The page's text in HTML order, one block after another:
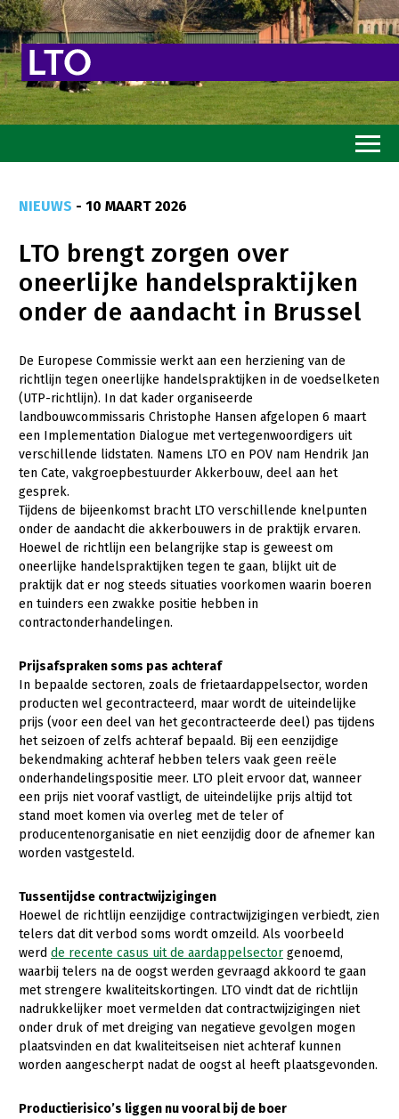
Goed eten
Mooi groen
Sterk ondernemerschap
Transitiepaden
Thema’s
Gezonde planten
Gezonde dieren
Natuur, klimaat en energie
Bodem en water
Platteland en omgeving
Mens, ondernemerschap en onderwijs
Internationaal
Sectoren
Dier
Biologische Landbouw
Geitenhouderij
Kalverhouderij
Konijnenhouderij
Melkveehouderij
Paardenhouderij
Pluimveehouderij
Schapenhouderij
Varkenshouderij
Vleesveehouderij
Plant
Akkerbouw
Biologische Landbouw
Bollenteelt
Bomen, vaste planten en zomerbloemen
Fruitteelt
Glastuinbouw
Paddenstoelen
Vollegrondsgroente
Multifunctionele landbouw
Multifunctioneel
Vrouw en Bedrijf
Onderwerpen
Nieuws
Webinars
Over LTO
LTO Nederland
Mensen
Bestuur en Directie
Medewerkers
Vakgroepbestuurders
Jaarverslag 2023
Vacatures
Pers
NIEUWS - 10 MAART 2026
LTO brengt zorgen over
oneerlijke handelspraktijken
onder de aandacht in Brussel
De Europese Commissie werkt aan een herziening van de
richtlijn tegen oneerlijke handelspraktijken in de voedselketen
(UTP-richtlijn). In dat kader organiseerde
landbouwcommissaris Christophe Hansen afgelopen 6 maart
een Implementation Dialogue met vertegenwoordigers uit
verschillende lidstaten. Namens LTO en POV nam Hendrik Jan
ten Cate, vakgroepbestuurder Akkerbouw, deel aan het
gesprek.
Tijdens de bijeenkomst bracht LTO verschillende knelpunten
onder de aandacht die akkerbouwers in de praktijk ervaren.
Hoewel de richtlijn een belangrijke stap is geweest om
oneerlijke handelspraktijken tegen te gaan, blijkt uit de
praktijk dat er nog steeds situaties voorkomen waarin boeren
en tuinders een zwakke positie hebben in
contractonderhandelingen.
Prijsafspraken soms pas achteraf
In bepaalde sectoren, zoals de frietaardappelsector, worden
producten wel gecontracteerd, maar wordt de uiteindelijke
prijs (voor een deel van het gecontracteerde deel) pas tijdens
het seizoen of zelfs achteraf bepaald. Bij een eenzijdige
bekendmaking achteraf hebben telers vaak geen reële
onderhandelingspositie meer. LTO pleit ervoor dat, wanneer
een prijs niet vooraf vastligt, de uiteindelijke prijs altijd tot
stand moet komen via overleg met de teler of
producentenorganisatie en niet eenzijdig door de afnemer kan
worden vastgesteld.
Tussentijdse contractwijzigingen
Hoewel de richtlijn eenzijdige contractwijzigingen verbiedt, zien
telers dat dit verbod soms wordt omzeild. Als voorbeeld
werd de recente casus uit de aardappelsector genoemd,
waarbij telers na de oogst werden gevraagd akkoord te gaan
met strengere kwaliteitskortingen. LTO vindt dat de richtlijn
nadrukkelijker moet vermelden dat contractwijzigingen niet
onder druk of met dreiging van negatieve gevolgen mogen
plaatsvinden en dat kwaliteitseisen niet achteraf kunnen
worden aangescherpt nadat de oogst al heeft plaatsgevonden.
Productierisico’s liggen nu vooral bij de boer